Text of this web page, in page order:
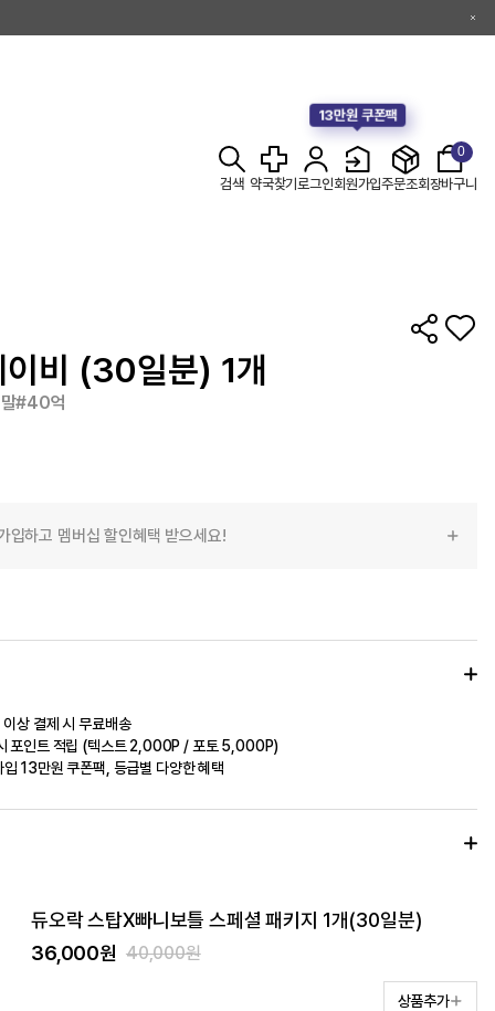
검색 약국찾기로그인
13만원 쿠폰팩
회원가입주문조회
0
장바구니
이비 (30일분) 1개
#40억
입하고 멤버십 할인혜택 받으세요!
상 결제 시 무료배송
포인트 적립 (텍스트 2,000P / 포토 5,000P)
입 13만원 쿠폰팩, 등급별 다양한 혜택
듀오락 스탑X빠니보틀 스페셜 패키지 1개(30일분)
36,000원 40,000원
상품추가